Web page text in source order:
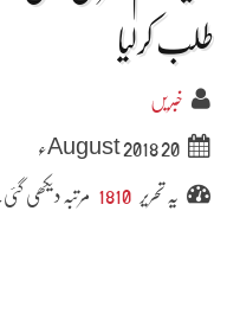
طلب کرلیا
خبریں
20 August 2018ء
یہ تحریر 1810 مرتبہ دیکھی گئی۔